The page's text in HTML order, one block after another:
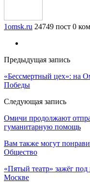
1omsk.ru 24749 пост 0
Предыдущая запись
«Бессмертный цех»: на
Победы
Следующая запись
Омичи продолжают
гуманитарную помощь
Вам также могут
Общество
«Пятый театр» зажёг
Москве